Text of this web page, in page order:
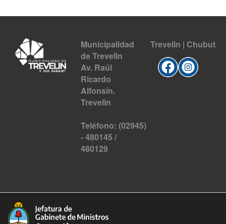
Municipalidad
de Trevelin
Av. Raúl
Ricardo
Alfonsín.
Trevelin
Teléfono: (02945)
- 480145 /
480129
Trevelin | Chubut